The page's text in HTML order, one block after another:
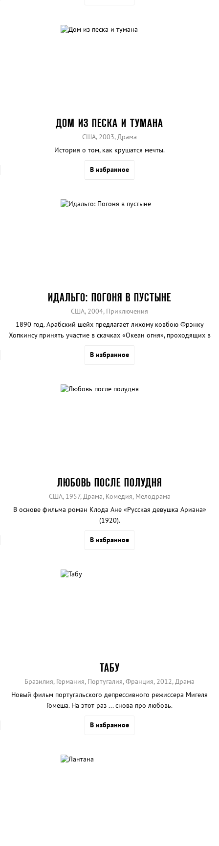
ДОМ ИЗ ПЕСКА И ТУМАНА
США, 2003, Драма
История о том, как крушатся мечты.
В избранное
ИДАЛЬГО: ПОГОНЯ В ПУСТЫНЕ
США, 2004, Приключения
1890 год. Арабский шейх предлагает лихому ковбою Фрэнку
Хопкинсу принять участие в скачках «Океан огня», проходящих в
вместе со своим верным скакуном Идальго отправляется в
главной роли
В избранное
ЛЮБОВЬ ПОСЛЕ ПОЛУДНЯ
США, 1957, Драма, Комедия, Мелодрама
В основе фильма роман Клода Ане «Русская девушка Ариана»
(1920).
В избранное
ТАБУ
Бразилия, Германия, Португалия, Франция, 2012, Драма
Новый фильм португальского депрессивного режиссера Мигеля
Гомеша. На этот раз ... снова про любовь.
В избранное